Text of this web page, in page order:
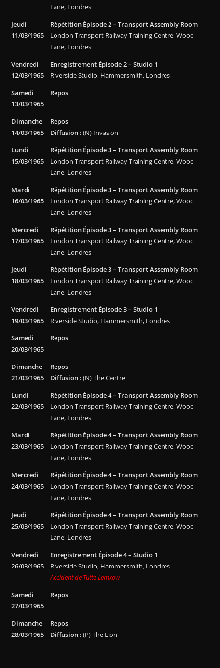
Lane, Londres
Jeudi
11/03/1965
Répétition Épisode 2 – Transport Assembly Room
London Transport Railway Training Centre, Wood
Lane, Londres
Vendredi
12/03/1965
Enregistrement Épisode 2 – Studio 1
Riverside Studio, Hammersmith, Londres
Samedi
13/03/1965
Repos
Dimanche
14/03/1965
Repos
Diffusion : (N) Invasion
Lundi
15/03/1965
Répétition Épisode 3 – Transport Assembly Room
London Transport Railway Training Centre, Wood
Lane, Londres
Mardi
16/03/1965
Répétition Épisode 3 – Transport Assembly Room
London Transport Railway Training Centre, Wood
Lane, Londres
Mercredi
17/03/1965
Répétition Épisode 3 – Transport Assembly Room
London Transport Railway Training Centre, Wood
Lane, Londres
Jeudi
18/03/1965
Répétition Épisode 3 – Transport Assembly Room
London Transport Railway Training Centre, Wood
Lane, Londres
Vendredi
19/03/1965
Enregistrement Épisode 3 – Studio 1
Riverside Studio, Hammersmith, Londres
Samedi
20/03/1965
Repos
Dimanche
21/03/1965
Repos
Diffusion : (N) The Centre
Lundi
22/03/1965
Répétition Épisode 4 – Transport Assembly Room
London Transport Railway Training Centre, Wood
Lane, Londres
Mardi
23/03/1965
Répétition Épisode 4 – Transport Assembly Room
London Transport Railway Training Centre, Wood
Lane, Londres
Mercredi
24/03/1965
Répétition Épisode 4 – Transport Assembly Room
London Transport Railway Training Centre, Wood
Lane, Londres
Jeudi
25/03/1965
Répétition Épisode 4 – Transport Assembly Room
London Transport Railway Training Centre, Wood
Lane, Londres
Vendredi
26/03/1965
Enregistrement Épisode 4 – Studio 1
Riverside Studio, Hammersmith, Londres
Accident de Tutte Lemkow
Samedi
27/03/1965
Repos
Dimanche
28/03/1965
Repos
Diffusion : (P) The Lion